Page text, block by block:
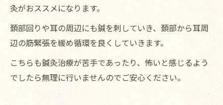
灸がおススメになります。
頚部回りや耳の周辺にも鍼を刺していき、頚部から耳周
辺の筋緊張を緩め循環を良くしていきます。
こちらも鍼灸治療が苦手であったり、怖いと感じるよう
でしたら無理に行いませんのでご安心ください。